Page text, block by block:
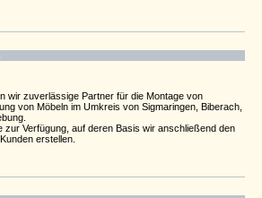
wir zuverlässige Partner für die Montage von
von Möbeln im Umkreis von Sigmaringen, Biberach,
zur Verfügung, auf deren Basis wir anschließend den
erstellen.